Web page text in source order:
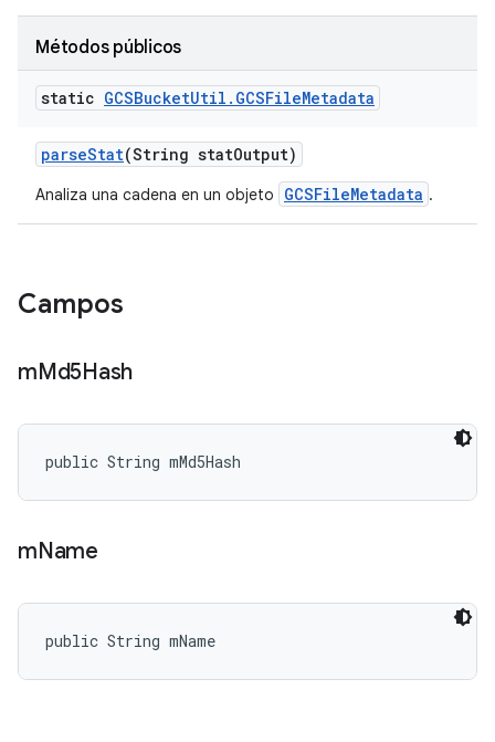
Métodos públicos
static GCSBucketUtil . GCSFileMetadata
parseStat(String statOutput)
Analiza una cadena en un objeto GCSFileMetadata .
Campos
mMd5Hash
public String mMd5Hash
mName
public String mName